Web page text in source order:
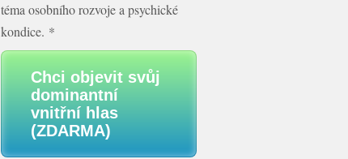
téma osobního rozvoje a psychické
kondice. *
Chci objevit svůj
dominantní
vnitřní hlas
(ZDARMA)